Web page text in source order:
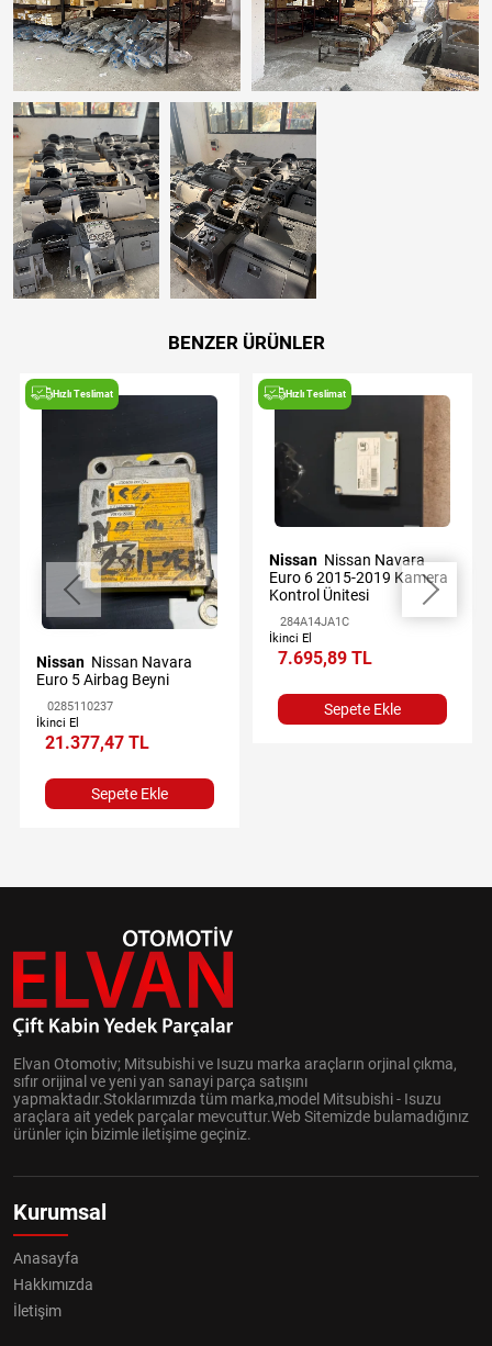
BENZER ÜRÜNLER
Hızlı Teslimat
Nissan
Euro 5 Airbag Beyni
0285110237
İkinci El
21.377,47 TL
Sepete Ekle
Hızlı Teslimat
Nissan
Euro 6 2015-2019 Kamera
Kontrol Ünitesi
284A14JA1C
İkinci El
7.695,89 TL
Sepete Ekle
Elvan Otomotiv; Mitsubishi ve Isuzu marka araçların orjinal çıkma,
sıfır orijinal ve yeni yan sanayi parça satışını
yapmaktadır.Stoklarımızda tüm marka,model Mitsubishi - Isuzu
araçlara ait yedek parçalar mevcuttur.Web Sitemizde bulamadığınız
ürünler için bizimle iletişime geçiniz.
Kurumsal
Anasayfa
Hakkımızda
İletişim